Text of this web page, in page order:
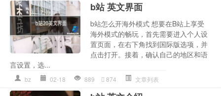
b站 英文界面
b站怎么开海外模式 想要在B站上享受
海外模式的畅玩，首先需要进入个人设
置页面，在右下角找到国际版选项，并
点击打开。接着，确认自己的地区和语
言设置，选...
bz 02-18 889 874 文章列表